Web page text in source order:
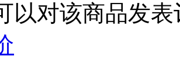
以对该商品发表